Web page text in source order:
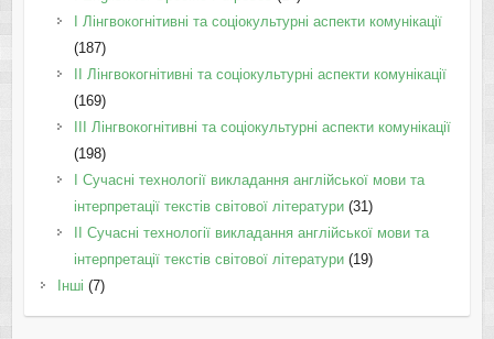
I Лінгвокогнітивні та соціокультурні аспекти комунікації
(187)
IІ Лінгвокогнітивні та соціокультурні аспекти комунікації
(169)
IІI Лінгвокогнітивні та соціокультурні аспекти комунікації
(198)
I Cучасні технології викладання англійської мови та
інтерпретації текстів світової літератури(31)
II Cучасні технології викладання англійської мови та
інтерпретації текстів світової літератури(19)
Інші (7)